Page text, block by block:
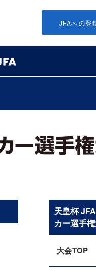
JFAへの登
天皇杯
カー選手
大会TOP